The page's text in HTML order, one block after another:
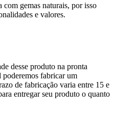
com gemas naturais, por isso
e valores.
desse produto na pronta
poderemos fabricar um
de fabricação varia entre 15 e
entregar seu produto o quanto